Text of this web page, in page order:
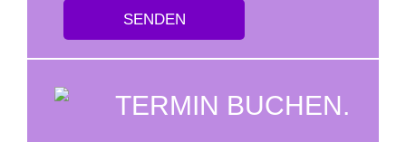
TERMIN BUCHEN.